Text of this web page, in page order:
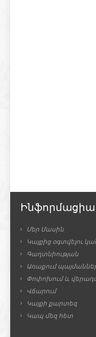
Ինֆորմացիա
Մեր Մասին
Կայքից օգտվելու
Գաղտնիության
Առաքում
Փոփոխում և
Վճարում
Կայքի քարտեզ
Կապ մեզ հետ